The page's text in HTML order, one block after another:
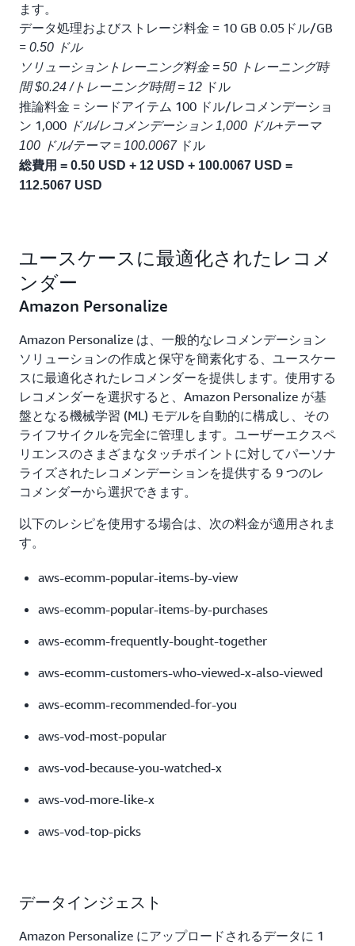
ます。
データ処理およびストレージ料金 = 10 GB 0.05ドル/GB
= 0.50 ドル
ソリューショントレーニング料金 = 50 トレーニング時
間 $0.24 /トレーニング時間 = 12 ドル
推論料金 = シードアイテム 100 ドル/レコメンデーショ
ン 1,000 ドル/レコメンデーション 1,000 ドル+テーマ
100 ドル/テーマ = 100.0067 ドル
総費用 = 0.50 USD + 12 USD + 100.0067 USD =
112.5067 USD
ユースケースに最適化されたレコメ
ンダー
Amazon Personalize
Amazon Personalize は、一般的なレコメンデーション
ソリューションの作成と保守を簡素化する、ユースケー
スに最適化されたレコメンダーを提供します。使用する
レコメンダーを選択すると、Amazon Personalize が基
盤となる機械学習 (ML) モデルを自動的に構成し、その
ライフサイクルを完全に管理します。ユーザーエクスペ
リエンスのさまざまなタッチポイントに対してパーソナ
ライズされたレコメンデーションを提供する 9 つのレ
コメンダーから選択できます。
以下のレシピを使用する場合は、次の料金が適用されま
す。
aws-ecomm-popular-items-by-view
aws-ecomm-popular-items-by-purchases
aws-ecomm-frequently-bought-together
aws-ecomm-customers-who-viewed-x-also-viewed
aws-ecomm-recommended-for-you
aws-vod-most-popular
aws-vod-because-you-watched-x
aws-vod-more-like-x
aws-vod-top-picks
データインジェスト
Amazon Personalize にアップロードされるデータに 1